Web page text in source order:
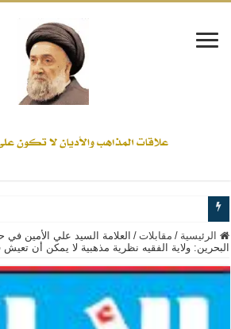
www.alamine.net
إذا كان التسنن هو الإيمان بسنة رسول الله ( صلى
علاقات المذاهب والأديان لا يجوز أن تكون على حساب
الرئيسية / مقابلات / العلامة السيد علي الأمين في
البحرين: ولاية الفقيه نظرية مذهبية لا يمكن أن